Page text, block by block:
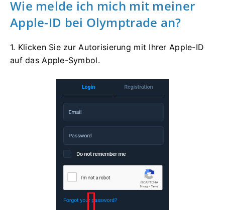
Wie melde ich mich mit meiner
Apple-ID bei Olymptrade an?
1. Klicken Sie zur Autorisierung mit Ihrer Apple-ID
auf das Apple-Symbol.